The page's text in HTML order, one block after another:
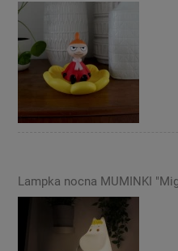
Lampka nocna MUMINKI